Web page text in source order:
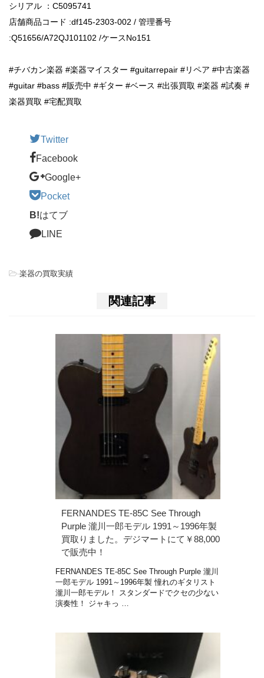
シリアル ：C5095741
店舗商品コード :df145-2303-002 / 管理番号
:Q51656/A72QJ101102 /ケースNo151
#チバカン楽器 #楽器マイスター #guitarrepair #リペア #中古楽器
#guitar #bass #販売中 #ギター #ベース #出張買取 #楽器 #試奏 #
楽器買取 #宅配買取
Twitter
Facebook
Google+
Pocket
B!はてブ
LINE
-楽器の買取実績
関連記事
FERNANDES TE-85C See Through
Purple 瀧川一郎モデル 1991～1996年製
買取りました。デジマートにて￥88,000
で販売中！
FERNANDES TE-85C See Through Purple 瀧川
一郎モデル 1991～1996年製 憧れのギタリスト
瀧川一郎モデル！ スタンダードでクセの少ない
演奏性！ ジャキっ …